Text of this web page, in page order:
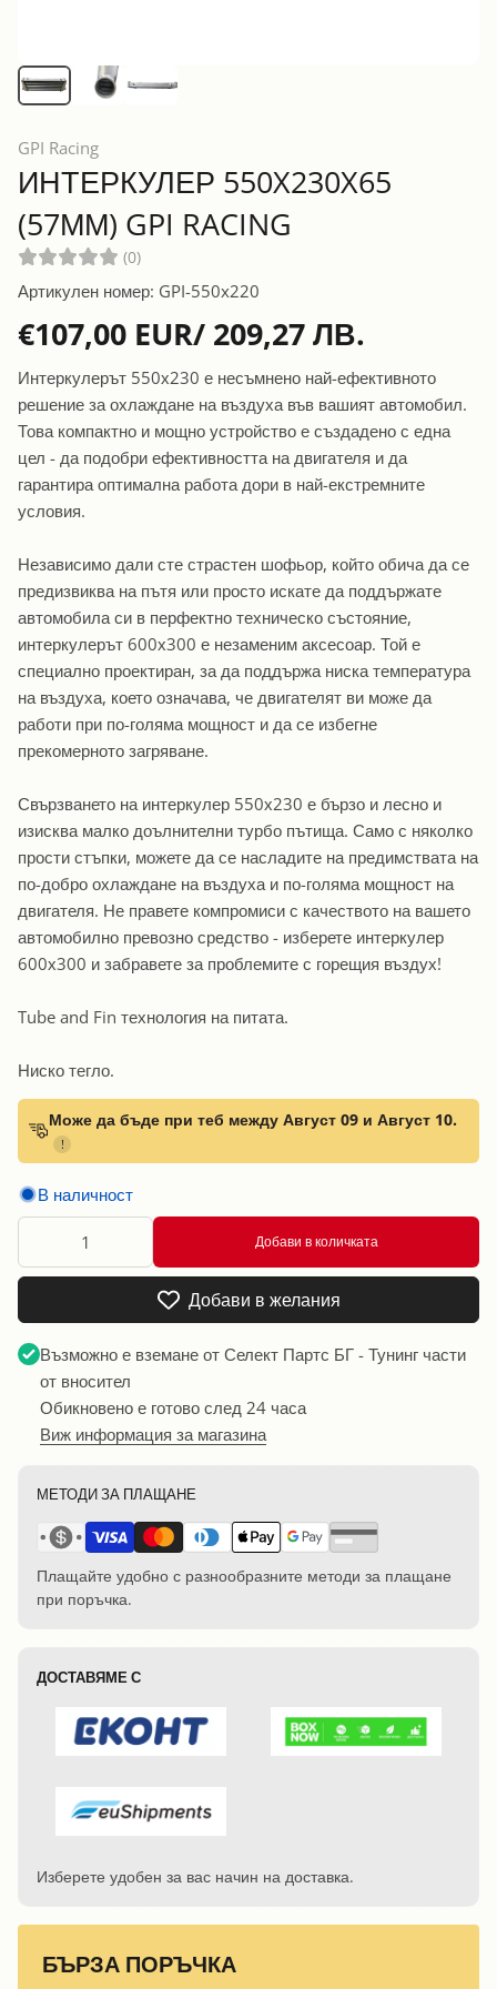
GPI Racing
ИНТЕРКУЛЕР 550X230X65
(57ММ) GPI RACING
(0)
Артикулен номер: GPI-550x220
€107,00 EUR/ 209,27 ЛВ.
Интеркулерът 550х230 е несъмнено най-ефективното
решение за охлаждане на въздуха във вашият автомобил.
Това компактно и мощно устройство е създадено с една
цел - да подобри ефективността на двигателя и да
гарантира оптимална работа дори в най-екстремните
условия.
Независимо дали сте страстен шофьор, който обича да се
предизвиква на пътя или просто искате да поддържате
автомобила си в перфектно техническо състояние,
интеркулерът 600х300 е незаменим аксесоар. Той е
специално проектиран, за да поддържа ниска температура
на въздуха, което означава, че двигателят ви може да
работи при по-голяма мощност и да се избегне
прекомерното загряване.
Свързването на интеркулер 550х230 е бързо и лесно и
изисква малко доълнителни турбо пътища. Само с няколко
прости стъпки, можете да се насладите на предимствата на
по-добро охлаждане на въздуха и по-голяма мощност на
двигателя. Не правете компромиси с качеството на вашето
автомобилно превозно средство - изберете интеркулер
600х300 и забравете за проблемите с горещия въздух!
Tube and Fin технология на питата.
Ниско тегло.
Може да бъде при теб между Август 09 и Август 10.
!
В наличност
Добави в количката
Добави в желания
Възможно е вземане отСелект Партс БГ - Тунинг части
от вносител
Обикновено е готово след 24 часа
Виж информация за магазина
МЕТОДИ ЗА ПЛАЩАНЕ
Плащайте удобно с разнообразните методи за плащане
при поръчка.
ДОСТАВЯМЕ С
Изберете удобен за вас начин на доставка.
БЪРЗА ПОРЪЧКА